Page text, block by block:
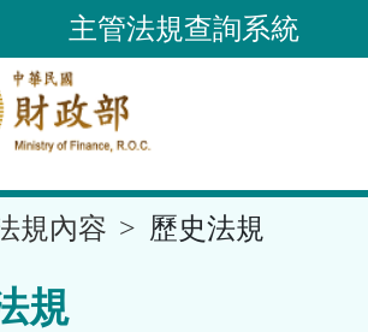
主管法規查詢系統
規內容 歷史法規
規